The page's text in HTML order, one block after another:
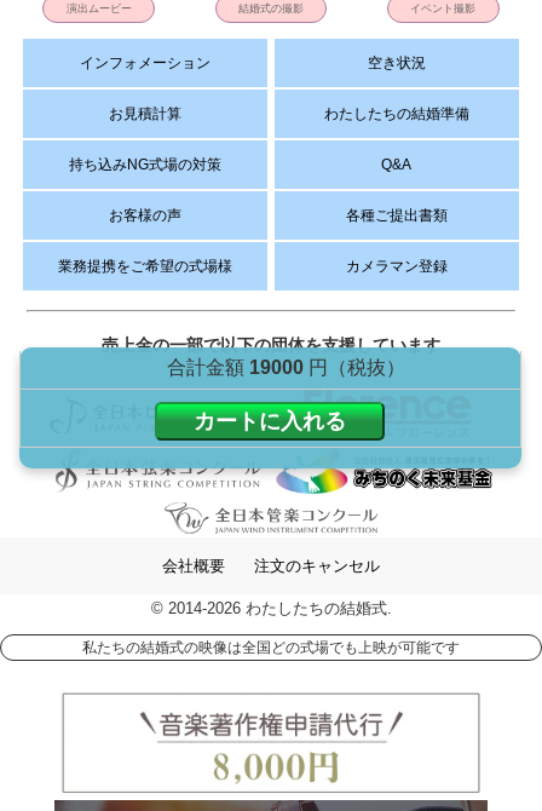
合計金額 19000円（税抜）
カートに入れる
演出ムービー 結婚式の撮影 イベント撮影
インフォメーション 空き状況
お見積計算 わたしたちの結婚準備
持ち込みNG式場の対策 Q&A
お客様の声 各種ご提出書類
業務提携をご希望の式場様 カメラマン登録
売上金の一部で以下の団体を支援しています
会社概要 注文のキャンセル
© 2014-2026 わたしたちの結婚式.
私たちの結婚式の映像は全国どの式場でも上映が可能です